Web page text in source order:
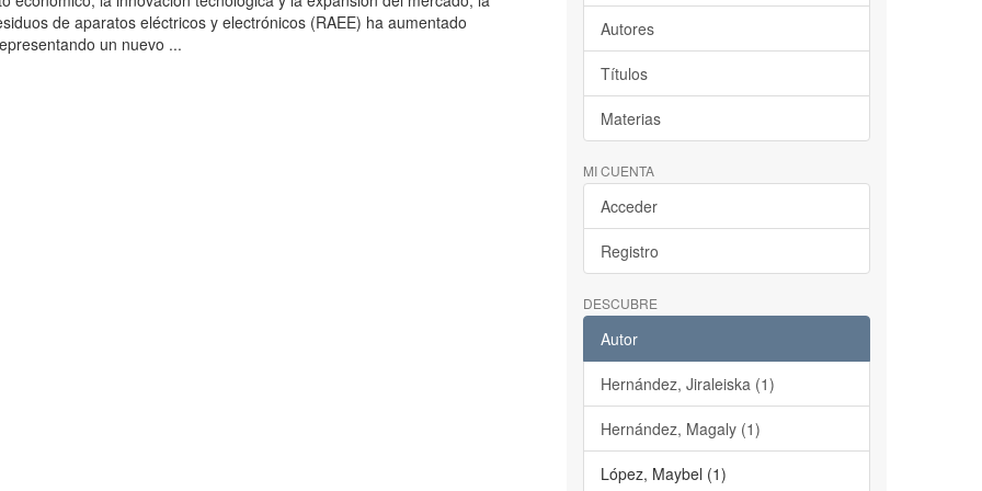
de aparatos eléctricos y electrónicos (RAEE) ha aumentado
un nuevo ...
Autores
Títulos
Materias
MI CUENTA
Acceder
Registro
DESCUBRE
Autor
Hernández, Jiraleiska (1)
Hernández, Magaly (1)
López, Maybel (1)